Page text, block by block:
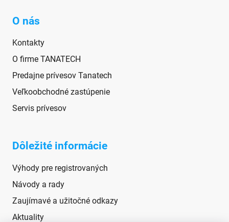
O nás
Kontakty
O firme TANATECH
Predajne prívesov Tanatech
Veľkoobchodné zastúpenie
Servis prívesov
Dôležité informácie
Výhody pre registrovaných
Návody a rady
Zaujímavé a užitočné odkazy
Aktuality